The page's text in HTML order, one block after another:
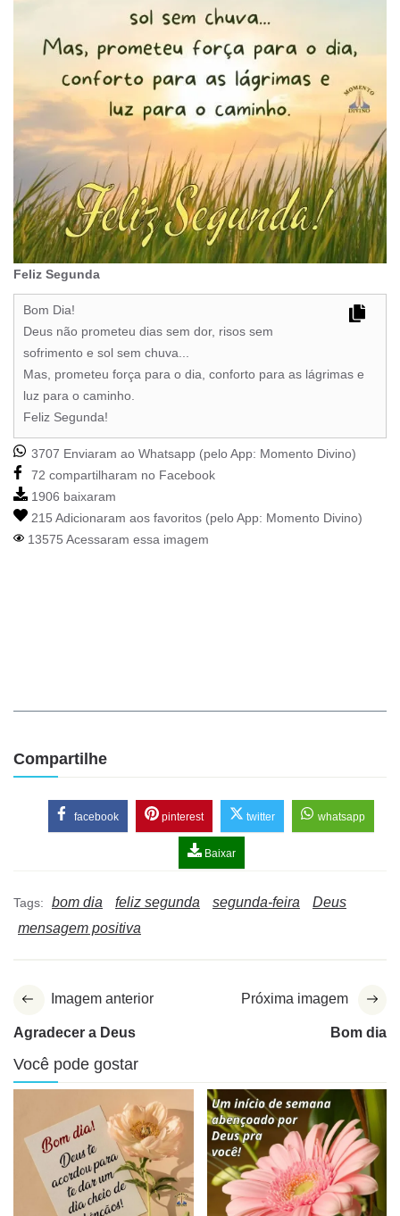
Feliz Segunda
Bom Dia!
Deus não prometeu dias sem dor, risos sem
sofrimento e sol sem chuva...
Mas, prometeu força para o dia, conforto para as lágrimas e
luz para o caminho.
Feliz Segunda!
3707 Enviaram ao Whatsapp (pelo App: Momento Divino)
72 compartilharam no Facebook
1906 baixaram
215 Adicionaram aos favoritos (pelo App: Momento Divino)
13575 Acessaram essa imagem
Compartilhe
facebook pinterest twitter whatsapp
Baixar
Tags: bom dia feliz segunda segunda-feira
Deus
mensagem positiva
Imagem anterior
Agradecer a Deus
Próxima imagem
Bom dia
Você pode gostar